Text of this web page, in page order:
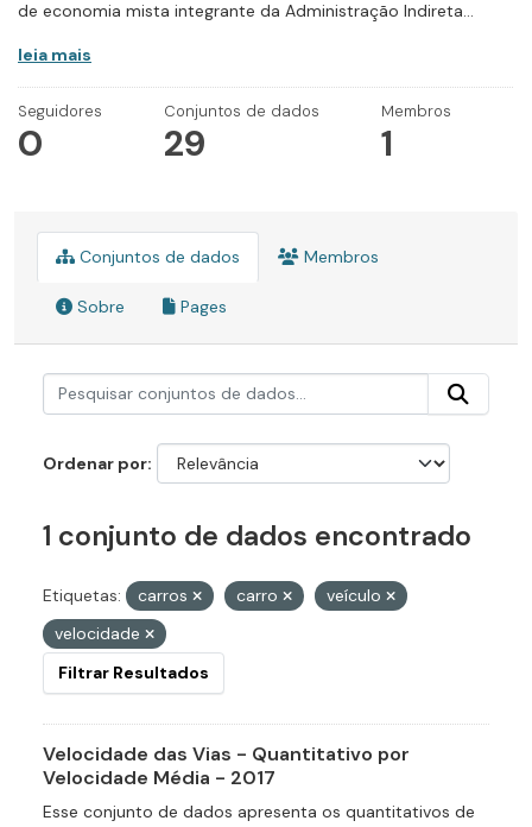
de economia mista integrante da Administração Indireta...
leia mais
Seguidores
0
Conjuntos de dados
29
Membros
1
Conjuntos de dados Membros
Sobre Pages
Ordenar por
1 conjunto de dados encontrado
Etiquetas: carros carro
veículo
velocidade
Filtrar Resultados
Velocidade das Vias - Quantitativo por
Velocidade Média - 2017
Esse conjunto de dados apresenta os quantitativos de